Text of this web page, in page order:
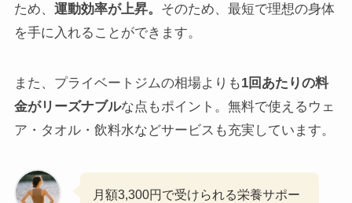
ため、 運動効率が上昇。 そのため、最短で理想の身体
を手に入れることができます。
また、プライベートジムの相場よりも1回あたりの料
金がリーズナブルな点もポイント。無料で使えるウェ
ア・タオル・飲料水などサービスも充実しています。
月額3,300円で受けられる栄養サポー